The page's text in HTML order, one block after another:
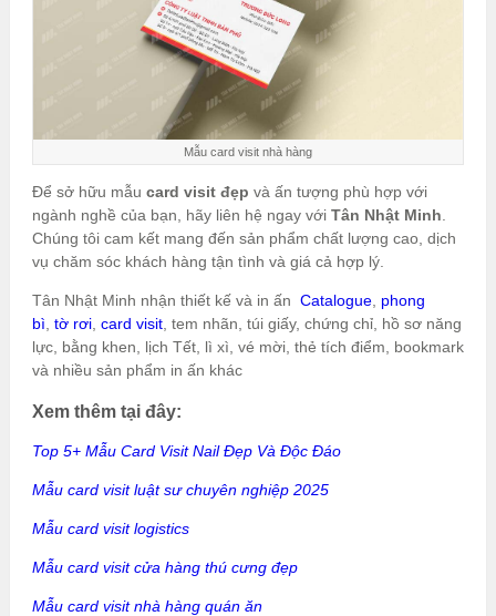
Mẫu card visit nhà hàng
Để sở hữu mẫu card visit đẹp và ấn tượng phù hợp với
ngành nghề của bạn, hãy liên hệ ngay với Tân Nhật Minh.
Chúng tôi cam kết mang đến sản phẩm chất lượng cao, dịch
vụ chăm sóc khách hàng tận tình và giá cả hợp lý.
Tân Nhật Minh nhận thiết kế và in ấn Catalogue, phong
bì, tờ rơi, card visit, tem nhãn, túi giấy, chứng chỉ, hồ sơ năng
lực, bằng khen, lịch Tết, lì xì, vé mời, thẻ tích điểm, bookmark
và nhiều sản phẩm in ấn khác
Xem thêm tại đây:
Top 5+ Mẫu Card Visit Nail Đẹp Và Độc Đáo
Mẫu card visit luật sư chuyên nghiệp 2025
Mẫu card visit logistics
Mẫu card visit cửa hàng thú cưng đẹp
Mẫu card visit nhà hàng quán ăn